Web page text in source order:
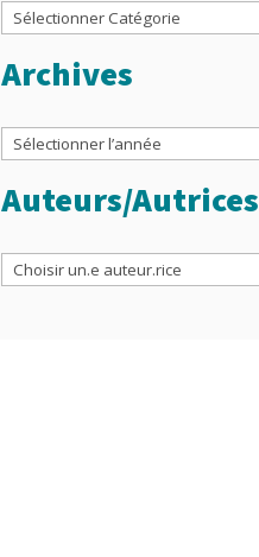
Catégories
Archives
Archives
Auteurs/Autrices